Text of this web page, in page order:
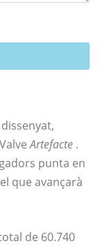
Artefacte .
punta en
que avançarà
de 60.740